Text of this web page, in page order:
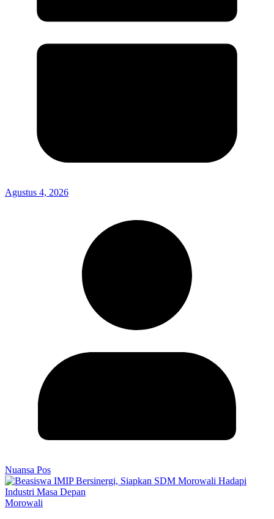
Agustus 4, 2026
Nuansa Pos
Morowali